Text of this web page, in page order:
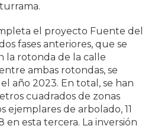
el proyecto Fuente del
fases anteriores, que se
la rotonda de la calle
ambas rotondas, se
año 2023. En total, se han
cuadrados de zonas
ejemplares de arbolado, 11
en esta tercera. La inversión